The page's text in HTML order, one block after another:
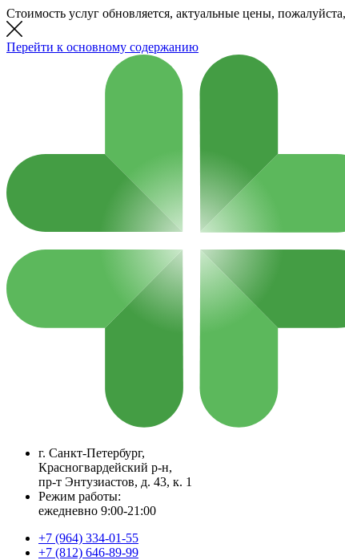
Стоимость услуг обновляется, актуальные цены,
Перейти к основному содержанию
г. Санкт-Петербург,
Красногвардейский р-н,
пр-т Энтузиастов, д. 43, к. 1
Режим работы:
ежедневно 9:00-21:00
+7 (964) 334-01-55
+7 (812) 646-89-99